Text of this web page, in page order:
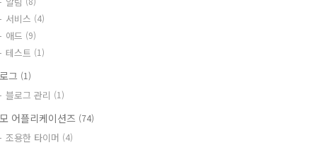
서비스 (4)
애드 (9)
테스트 (1)
그 (1)
블로그 관리 (1)
어플리케이션즈 (74)
조용한 타이머 (4)